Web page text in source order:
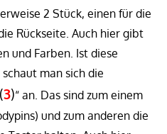
2 Stück, einen für die
Rückseite. Auch hier gibt
und Farben. Ist diese
man sich die
(3)“ an. Das sind zum einem
und zum anderen die